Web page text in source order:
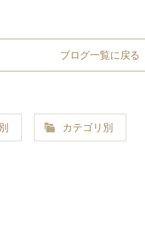
ブログ一覧に戻る
カテゴリ別